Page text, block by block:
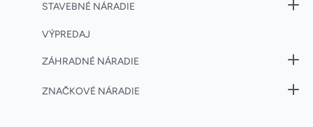
STAVEBNÉ NÁRADIE
VÝPREDAJ
ZÁHRADNÉ NÁRADIE
ZNAČKOVÉ NÁRADIE